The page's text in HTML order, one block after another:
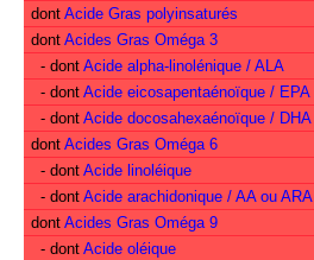
dont Acide Gras polyinsaturés
dont Acides Gras Oméga 3
- dont Acide alpha-linolénique / ALA
- dont Acide eicosapentaénoïque / EPA
- dont Acide docosahexaénoïque / DHA
dont Acides Gras Oméga 6
- dont Acide linoléique
- dont Acide arachidonique / AA ou ARA
dont Acides Gras Oméga 9
- dont Acide oléique